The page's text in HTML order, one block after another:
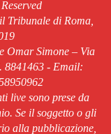
Tribunale di Roma,
Omar Simone – Via
8841463 - Email:
live sono prese da
Se il soggetto o gli
alla pubblicazione,